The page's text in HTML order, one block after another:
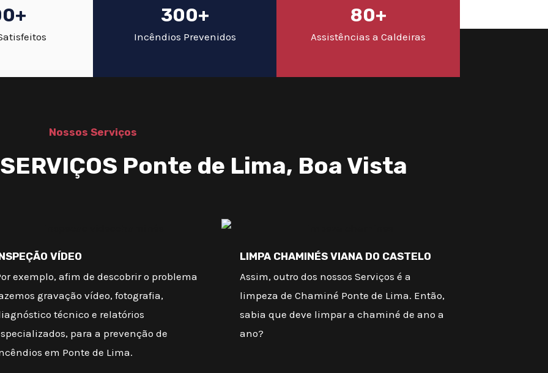
300+
Incêndios Prevenidos
80+
Assistências a Caldeiras
Nossos Serviços
Ponte de Lima, Boa Vista
VÍDEO
exemplo, afim de descobrir o problema
gravação vídeo, fotografia,
técnico e relatórios
para a prevenção de
em Ponte de Lima.
LIMPA CHAMINÉS VIANA DO CASTELO
Assim, outro dos nossos Serviços é a
limpeza de Chaminé Ponte de Lima. Então,
sabia que deve limpar a chaminé de ano a
ano?